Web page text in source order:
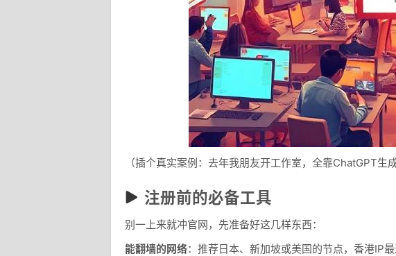
（插个真实案例：去年我朋友开工作室，全靠ChatGPT
注册前的必备工具
别一上来就冲官网，先准备好这几样东西：
能翻墙的网络：推荐日本、新加坡或美国的节点，香港IP最